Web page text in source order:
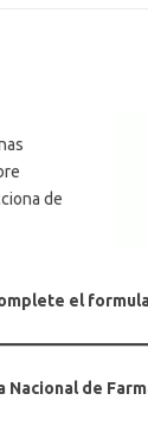
de
el
de